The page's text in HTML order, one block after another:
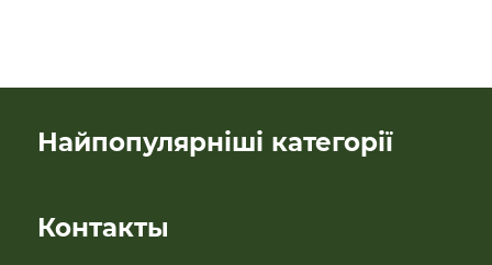
Найпопулярніші категорії
Контакты